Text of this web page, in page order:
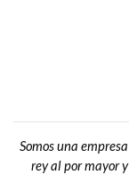
Somos una
rey al por mayor